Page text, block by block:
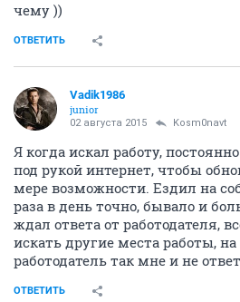
Опыт строительства дома из
Эксплуатация.
Денёк (Дозор)
212729 993
activist
12 марта 2015 Рыжинка
Выбрать компании в которых
разослать резюме с
Лично я так и нашла себе работу.
И еще ,насчет фото в резюме,.